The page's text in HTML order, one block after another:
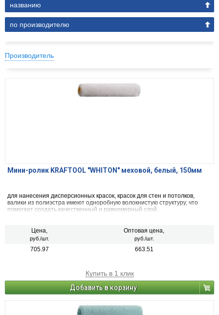
названию
по производителю
Производитель
Мини-ролик KRAFTOOL "WHITON" меховой, белый, 150мм
для нанесения дисперсионных красок, красок для стен и потолков,
валики из полиэстра имеют одноробную волокнистую структуру, что
помогает создать качественный и равномерный слой.
Цена,
руб./шт.
Оптовая цена,
руб./шт.
705.97 663.51
Купить в 1 клик
Добавить в корзину